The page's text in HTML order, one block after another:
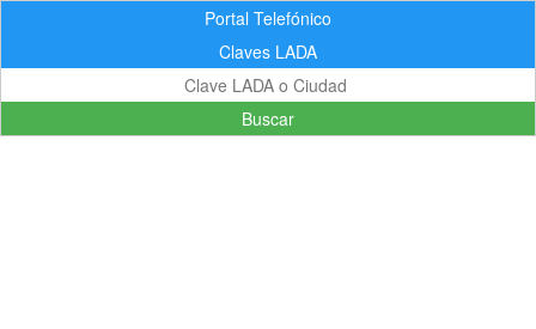
Portal Telefónico
Claves LADA
Buscar